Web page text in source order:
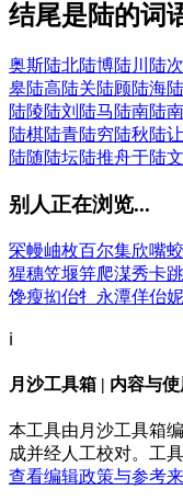
结尾是陆的词
奥斯陆北陆博陆川陆
皋陆高陆关陆顾陆海陆
陆陵陆刘陆马陆南陆
陆棋陆青陆穷陆秋陆
陆随陆坛陆推舟于陆
别人正在浏览...
罙幔岫枚百尔集欣嘴蛟
猩穗笠堰笄爬湈秀卡跳
馋瘦抝佁牜 永潭佯佁妮
ℹ️
月沙工具箱 | 内容与使
本工具由月沙工具箱
成并经人工校对。工
查看编辑政策与参考